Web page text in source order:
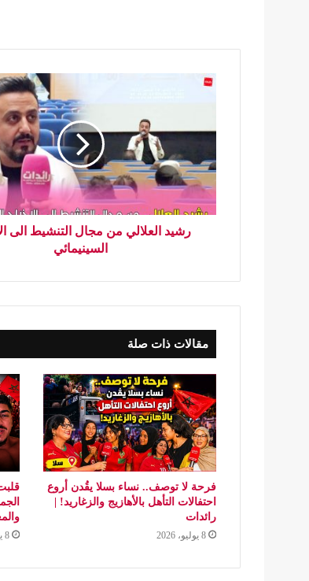
رشيد العلالي من مجال التنشيط الى
السينيمائي
مقالات ذات صلة
فرحة لا توصف.. نساء بسلا يقُدن أروع
احتفالات التأهل بالأهازيج والزغاريد! |
رائدات
8 يوليو، 2026 8 يوليو، 2026